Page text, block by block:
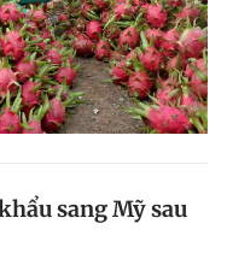
sang Mỹ sau